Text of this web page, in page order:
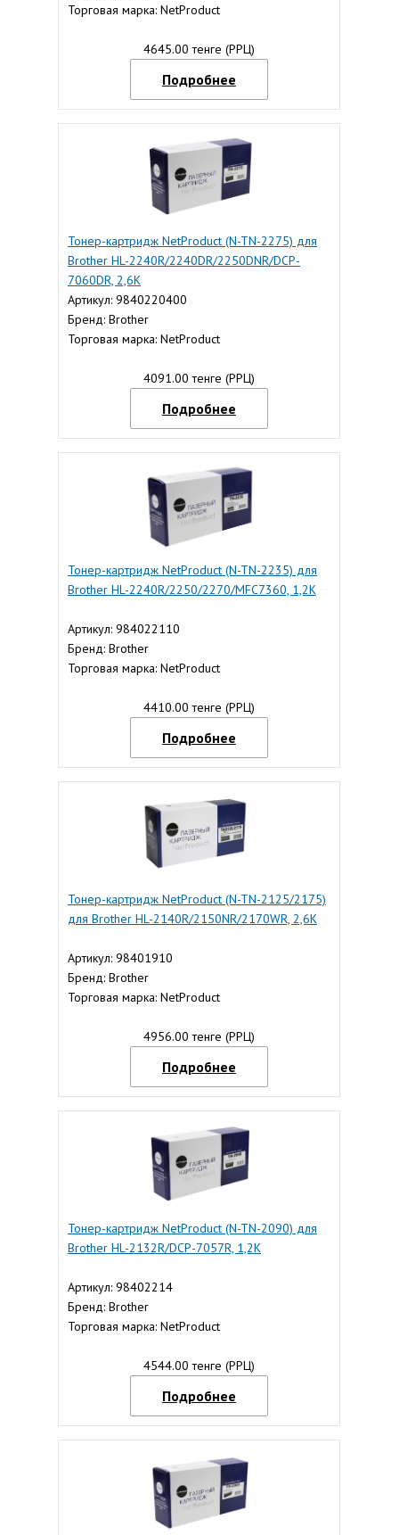
Торговая марка: NetProduct
4645.00 тенге (РРЦ)
Подробнее
Тонер-картридж NetProduct (N-TN-2275) для
Brother HL-2240R/2240DR/2250DNR/DCP-
7060DR, 2,6K
Артикул: 9840220400
Бренд: Brother
Торговая марка: NetProduct
4091.00 тенге (РРЦ)
Подробнее
Тонер-картридж NetProduct (N-TN-2235) для
Brother HL-2240R/2250/2270/MFC7360, 1,2K
Артикул: 984022110
Бренд: Brother
Торговая марка: NetProduct
4410.00 тенге (РРЦ)
Подробнее
Тонер-картридж NetProduct (N-TN-2125/2175)
для Brother HL-2140R/2150NR/2170WR, 2,6K
Артикул: 98401910
Бренд: Brother
Торговая марка: NetProduct
4956.00 тенге (РРЦ)
Подробнее
Тонер-картридж NetProduct (N-TN-2090) для
Brother HL-2132R/DCP-7057R, 1,2K
Артикул: 98402214
Бренд: Brother
Торговая марка: NetProduct
4544.00 тенге (РРЦ)
Подробнее